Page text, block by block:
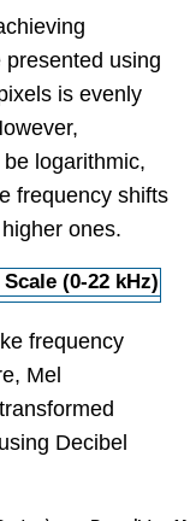
using
is evenly
logarithmic,
frequency shifts
ones.
Scale (0-22 kHz)
frequency
Mel
Decibel